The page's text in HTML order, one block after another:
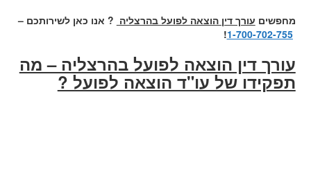
מחפשים עורך דין הוצאה לפועל בהרצליה ? אנו כאן לשירותכם –
1-700-702-755
!
עורך דין הוצאה לפועל בהרצליה – מה
תפקידו של עו"ד הוצאה לפועל ?